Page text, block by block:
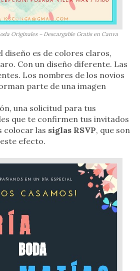
Originales – Descargable Gratis en Canva
diseño es de colores claros,
Con un diseño diferente. Las
Los nombres de los novios
parte de una imagen
una solicitud para tus
que te confirmen tus invitados
colocar las siglas RSVP, que son
efecto.